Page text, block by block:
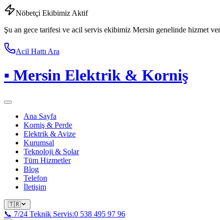
Nöbetçi Ekibimiz Aktif
Şu an gece tarifesi ve acil servis ekibimiz Mersin genelinde hizmet
Acil Hattı Ara
▪ Mersin Elektrik & Korniş
Ana Sayfa
Korniş & Perde
Elektrik & Avize
Kurumsal
Teknoloji & Solar
Tüm Hizmetler
Blog
Telefon
İletişim
🇹🇷
📞 7/24 Teknik Servis:0 538 495 97 96